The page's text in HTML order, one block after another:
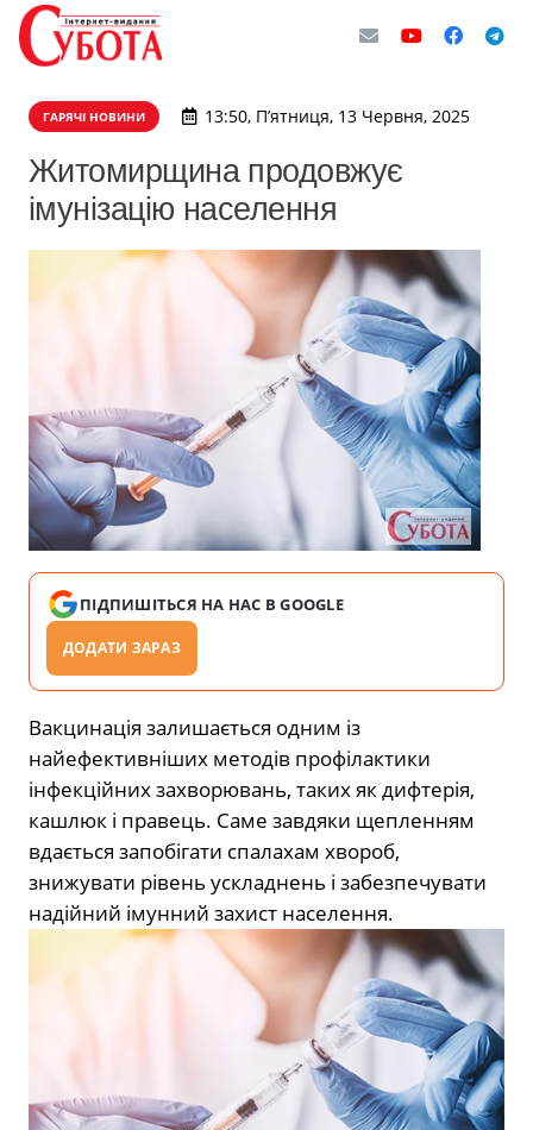
ГАРЯЧІ НОВИНИ 13:50, П’ятниця, 13 Червня, 2025
Житомирщина продовжує
імунізацію населення
ПІДПИШІТЬСЯ НА НАС В GOOGLE
ДОДАТИ ЗАРАЗ
Вакцинація залишається одним із
найефективніших методів профілактики
інфекційних захворювань, таких як дифтерія,
кашлюк і правець. Саме завдяки щепленням
вдається запобігати спалахам хвороб,
знижувати рівень ускладнень і забезпечувати
надійний імунний захист населення.